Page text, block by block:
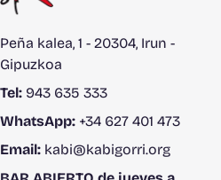
Peña kalea, 1 - 20304, Irun -
Gipuzkoa
Tel: 943 635 333
WhatsApp: +34 627 401 473
Email: kabi@kabigorri.org